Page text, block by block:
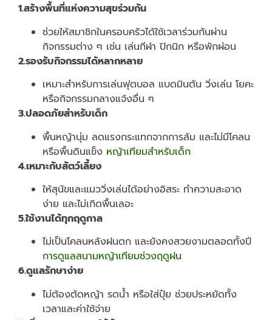
1.สร้างพื้นที่แห่งความสุขร่วมกัน
ช่วยให้สมาชิกในครอบครัวได้ใช้เวลาร่วมกันผ่าน
กิจกรรมต่าง ๆ เช่น เล่นกีฬา ปิกนิก หรือพักผ่อน
2.รองรับกิจกรรมได้หลากหลาย
เหมาะสำหรับการเล่นฟุตบอล แบดมินตัน วิ่งเล่น โยคะ
หรือกิจกรรมกลางแจ้งอื่น ๆ
3.ปลอดภัยสำหรับเด็ก
พื้นหญ้านุ่ม ลดแรงกระแทกจากการล้ม และไม่มีโคลน
หรือพื้นดินแข็ง หญ้าเทียมสำหรับเด็ก
4.เหมาะกับสัตว์เลี้ยง
ให้สุนัขและแมววิ่งเล่นได้อย่างอิสระ ทำความสะอาด
ง่าย และไม่เกิดพื้นเลอะ
5.ใช้งานได้ทุกฤดูกาล
ไม่เป็นโคลนหลังฝนตก และยังคงสวยงามตลอดทั้งปี
การดูแลสนามหญ้าเทียมช่วงฤดูฝน
6.ดูแลรักษาง่าย
ไม่ต้องตัดหญ้า รดน้ำ หรือใส่ปุ๋ย ช่วยประหยัดทั้ง
เวลาและค่าใช้จ่าย